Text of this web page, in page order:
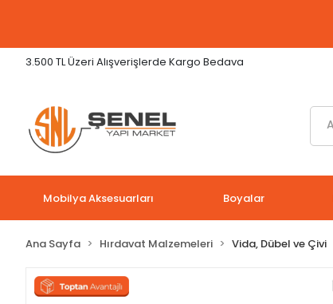
3.500 TL Üzeri Alışverişlerde Kargo Bedava
Mobilya Aksesuarları Boyalar
Ana Sayfa Hırdavat Malzemeleri Vida, Dübel ve Çivi